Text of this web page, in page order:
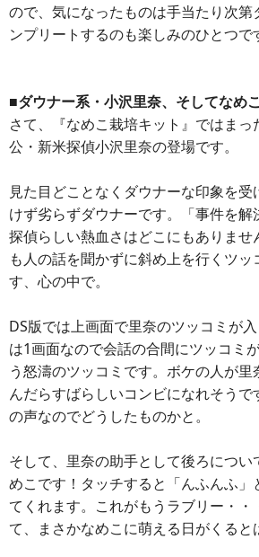
ので、気になったものは手当たり次第
ンプリートするのも楽しみのひとつで
■ダウナー系・小沢里奈、そしてなめこ
さて、『なめこ栽培キット』ではまっ
公・新米探偵小沢里奈の登場です。
見た目どことなくダウナーな印象を受
けず劣らずダウナーです。「事件を解
探偵らしい熱血さはどこにもありませ
も人の話を聞かずに斜め上を行くツッ
す、心の中で。
DS版では上画面で里奈のツッコミが
は1画面なので会話の合間にツッコミ
う怒濤のツッコミです。ボケの人が里
んだらすばらしいコンビになれそう
の声なのでどうしたものかと。
そして、里奈の助手として後ろについ
めこです！タッチすると「んふんふ」
てくれます。これがもうラブリー・・
て、まさかなめこに萌える日がくると